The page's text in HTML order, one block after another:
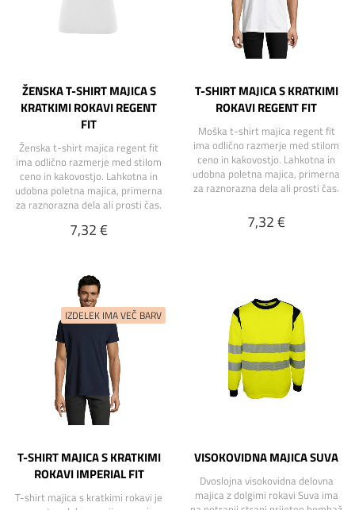
ŽENSKA T-SHIRT MAJICA S
KRATKIMI ROKAVI REGENT
FIT
Ženska t-shirt majica regent fit
ima odlično razmerje med stilom
ceno in kakovostjo. Lahkotna in
udobna poletna majica, primerna
za raznorazna dela ali prosti čas.
7,32 €
T-SHIRT MAJICA S KRATKIMI
ROKAVI REGENT FIT
Moška t-shirt majica regent fit
ima odlično razmerje med stilom
ceno in kakovostjo. Lahkotna in
udobna poletna majica, primerna
za raznorazna dela ali prosti čas.
7,32 €
T-SHIRT MAJICA S KRATKIMI
ROKAVI IMPERIAL FIT
T-shirt majica s kratkimi rokavi je
VISOKOVIDNA MAJICA SUVA
Dvoslojna visokovidna delovna
majica z dolgimi rokavi Suva ima